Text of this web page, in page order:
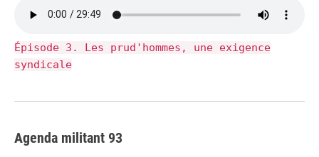
Épisode 3. Les prud'hommes, une exigence
syndicale
Agenda militant 93